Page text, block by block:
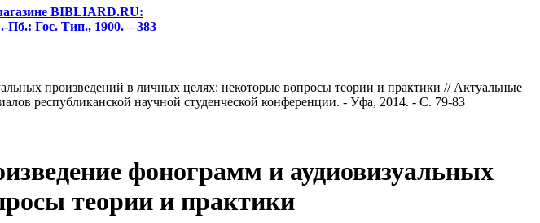
BIBLIARD.RU:
Гос. Тип., 1900. – 383
произведений в личных целях: некоторые вопросы теории и практики // Актуальные
республиканской научной студенческой конференции. - Уфа, 2014. - С. 79-83
фонограмм и аудиовизуальных
теории и практики